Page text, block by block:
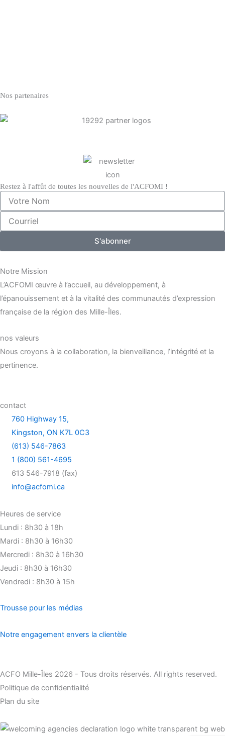
Nos partenaires
Restez à l'affût de toutes les nouvelles de l'ACFOMI !
Votre
Nom
Courriel
S'abonner
Notre Mission
L’ACFOMI œuvre à l’accueil, au développement, à
l’épanouissement et à la vitalité des communautés d’expression
française de la région des Mille-Îles.
nos valeurs
Nous croyons à la collaboration, la bienveillance, l’intégrité et la
pertinence.
contact
760 Highway 15,
Kingston, ON K7L 0C3
(613) 546-7863
1 (800) 561-4695
613 546-7918 (fax)
info@acfomi.ca
Heures de service
Lundi : 8h30 à 18h
Mardi : 8h30 à 16h30
Mercredi : 8h30 à 16h30
Jeudi : 8h30 à 16h30
Vendredi : 8h30 à 15h
Trousse pour les médias
Notre engagement envers la clientèle
ACFO Mille-Îles 2026 - Tous droits réservés. All rights reserved.
Politique de confidentialité
Plan du site